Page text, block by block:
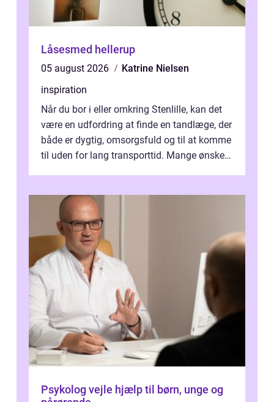
Låsesmed hellerup
05 august 2026
Katrine Nielsen
inspiration
Når du bor i eller omkring Stenlille, kan det
være en udfordring at finde en tandlæge, der
både er dygtig, omsorgsfuld og til at komme
til uden for lang transporttid. Mange ønsker
Psykolog vejle hjælp til børn, unge og